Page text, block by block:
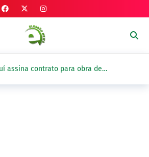
assina contrato para obra de